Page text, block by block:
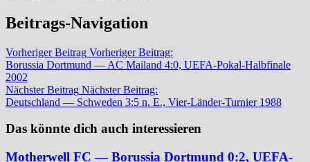
Beitrags-Navigation
Vorheriger Beitrag Vorheriger Beitrag:
Borussia Dortmund — AC Mailand 4:0, UEFA-Pokal-Halbfinale
2002
Nächster Beitrag Nächster Beitrag:
Deutschland — Schweden 3:5 n. E., Vier-Länder-Turnier 1988
Das könnte dich auch interessieren
Motherwell FC — Borussia Dortmund 0:2, UEFA-